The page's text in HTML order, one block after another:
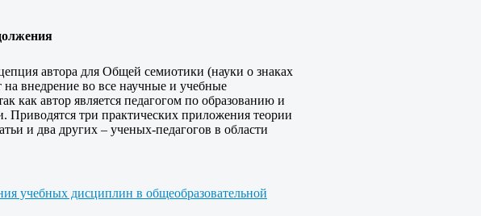
автора для Общей семиотики (науки о знаках
внедрение во все научные и учебные
как автор является педагогом по образованию и
Приводятся три практических приложения теории
и два других – ученых-педагогов в области
учебных дисциплин в общеобразовательной